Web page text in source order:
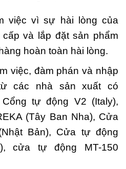
việc vì sự hài lòng của
và lắp đặt sản phẩm
hoàn toàn hài lòng.
việc, đàm phán và nhập
các nhà sản xuất có
tự động V2 (Italy),
(Tây Ban Nha), Cửa
Bản), Cửa tự động
cửa tự động MT-150